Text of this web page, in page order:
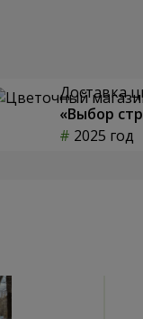
Доставка
«Выбор
2025 год